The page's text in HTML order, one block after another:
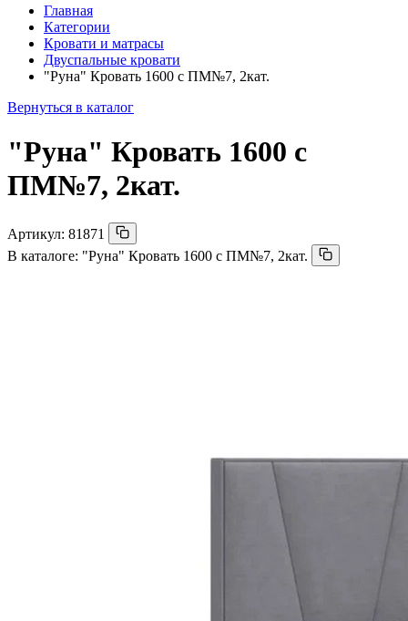
Главная
Категории
Кровати и матрасы
Двуспальные кровати
"Руна" Кровать 1600 с ПМ№7, 2кат.
Вернуться в каталог
"Руна" Кровать 1600 с
ПМ№7, 2кат.
Артикул: 81871
В каталоге: "Руна" Кровать 1600 с ПМ№7, 2кат.